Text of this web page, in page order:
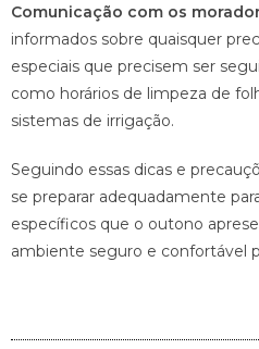
Comunicação com os
informados sobre quaisquer
especiais que precisem ser
como horários de limpeza de
sistemas de irrigação.
Seguindo essas dicas e
se preparar adequadamente
específicos que o outono
ambiente seguro e confortável